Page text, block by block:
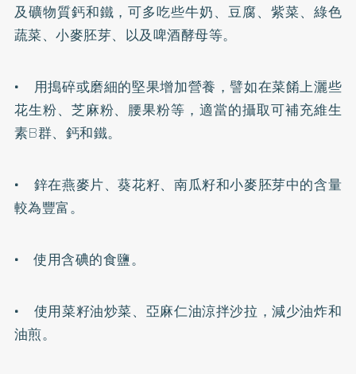
及礦物質鈣和鐵，可多吃些牛奶、豆腐、紫菜、綠色
蔬菜、小麥胚芽、以及啤酒酵母等。
• 用搗碎或磨細的堅果增加營養，譬如在菜餚上灑些
花生粉、芝麻粉、腰果粉等，適當的攝取可補充維生
素B群、鈣和鐵。
• 鋅在燕麥片、葵花籽、南瓜籽和小麥胚芽中的含量
較為豐富。
• 使用含碘的食鹽。
• 使用菜籽油炒菜、亞麻仁油涼拌沙拉，減少油炸和
油煎。